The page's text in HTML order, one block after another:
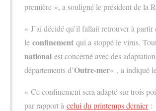
première », a souligné le président de la
« J’ai décidé qu’il fallait retrouver à partir
le confinement qui a stoppé le virus.
national est concerné avec des
départements d’Outre-mer« , a indiqué
« Ce confinement sera adapté sur trois
par rapport à celui du printemps dernier: